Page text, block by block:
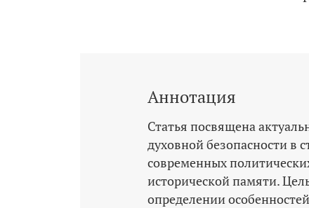
Аннотация
Статья посвящена
духовной безопасности в
современных
исторической памяти.
определении